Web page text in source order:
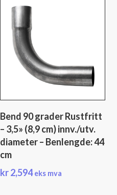
Bend 90 grader Rustfritt
– 3,5» (8,9 cm) innv./utv.
diameter – Benlengde: 44
cm
kr2,594 eks mva